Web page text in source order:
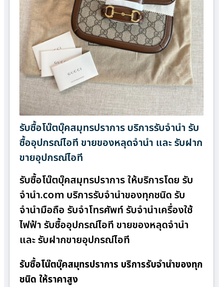
รับซื้อโน๊ตบุ๊คสมุทรปราการ บริการรับจำนำ รับ
ซื้ออุปกรณ์ไอที ขายของหลุดจำนำ และ รับฝาก
ขายอุปกรณ์ไอที
รับซื้อโน๊ตบุ๊คสมุทรปราการ ให้บริการโดย รับ
จํานํา.com บริการรับจำนำของทุกชนิด รับ
จำนำมือถือ รับจำโทรศัพท์ รับจำนำเครื่องใช้
ไฟฟ้า รับซื้ออุปกรณ์ไอที ขายของหลุดจำนำ
และ รับฝากขายอุปกรณ์ไอที
รับซื้อโน๊ตบุ๊คสมุทรปราการ บริการรับจำนำของทุก
ชนิด ให้ราคาสูง